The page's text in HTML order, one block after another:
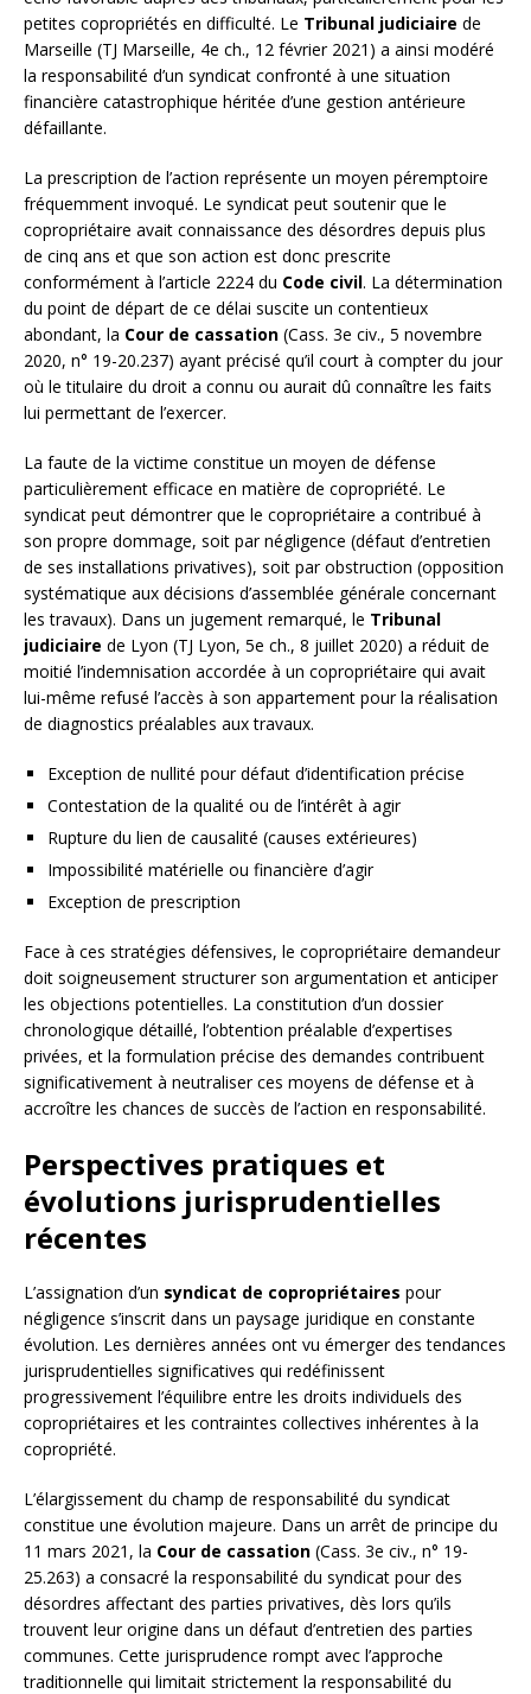
petites copropriétés en difficulté. Le Tribunal judiciaire de
Marseille (TJ Marseille, 4e ch., 12 février 2021) a ainsi modéré
la responsabilité d’un syndicat confronté à une situation
financière catastrophique héritée d’une gestion antérieure
défaillante.
La prescription de l’action représente un moyen péremptoire
fréquemment invoqué. Le syndicat peut soutenir que le
copropriétaire avait connaissance des désordres depuis plus
de cinq ans et que son action est donc prescrite
conformément à l’article 2224 du Code civil. La détermination
du point de départ de ce délai suscite un contentieux
abondant, la Cour de cassation (Cass. 3e civ., 5 novembre
2020, n° 19-20.237) ayant précisé qu’il court à compter du jour
où le titulaire du droit a connu ou aurait dû connaître les faits
lui permettant de l’exercer.
La faute de la victime constitue un moyen de défense
particulièrement efficace en matière de copropriété. Le
syndicat peut démontrer que le copropriétaire a contribué à
son propre dommage, soit par négligence (défaut d’entretien
de ses installations privatives), soit par obstruction (opposition
systématique aux décisions d’assemblée générale concernant
les travaux). Dans un jugement remarqué, le Tribunal
judiciaire de Lyon (TJ Lyon, 5e ch., 8 juillet 2020) a réduit de
moitié l’indemnisation accordée à un copropriétaire qui avait
lui-même refusé l’accès à son appartement pour la réalisation
de diagnostics préalables aux travaux.
Exception de nullité pour défaut d’identification précise
Contestation de la qualité ou de l’intérêt à agir
Rupture du lien de causalité (causes extérieures)
Impossibilité matérielle ou financière d’agir
Exception de prescription
Face à ces stratégies défensives, le copropriétaire demandeur
doit soigneusement structurer son argumentation et anticiper
les objections potentielles. La constitution d’un dossier
chronologique détaillé, l’obtention préalable d’expertises
privées, et la formulation précise des demandes contribuent
significativement à neutraliser ces moyens de défense et à
accroître les chances de succès de l’action en responsabilité.
Perspectives pratiques et
évolutions jurisprudentielles
récentes
L’assignation d’un syndicat de copropriétaires pour
négligence s’inscrit dans un paysage juridique en constante
évolution. Les dernières années ont vu émerger des tendances
jurisprudentielles significatives qui redéfinissent
progressivement l’équilibre entre les droits individuels des
copropriétaires et les contraintes collectives inhérentes à la
copropriété.
L’élargissement du champ de responsabilité du syndicat
constitue une évolution majeure. Dans un arrêt de principe du
11 mars 2021, la Cour de cassation (Cass. 3e civ., n° 19-
25.263) a consacré la responsabilité du syndicat pour des
désordres affectant des parties privatives, dès lors qu’ils
trouvent leur origine dans un défaut d’entretien des parties
communes. Cette jurisprudence rompt avec l’approche
traditionnelle qui limitait strictement la responsabilité du